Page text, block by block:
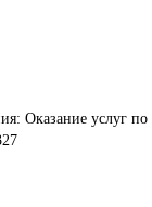
Оказание услуг